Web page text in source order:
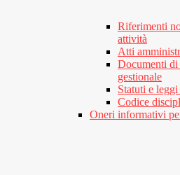
Riferimenti
attività
Atti
Documenti di
gestionale
Statuti e
Codice
Oneri informativi